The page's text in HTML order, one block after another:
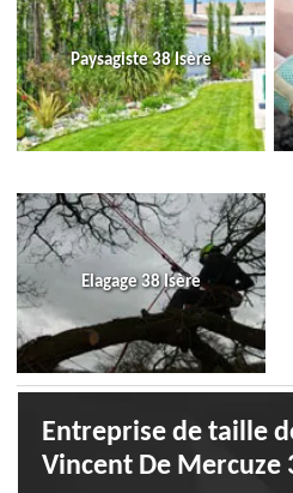
Paysagiste 38 Isère
Elagage 38 Isère
Entreprise de taille
Vincent De Mercuze